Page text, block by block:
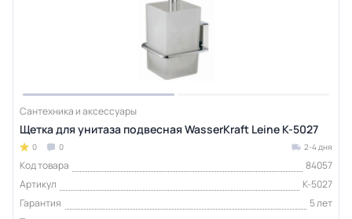
Сантехника и аксессуары
Щетка для унитаза подвесная WasserKraft Leine K-5027
0 0 2-4 дня
Код товара
84057
Артикул
K-5027
Гарантия
5 лет